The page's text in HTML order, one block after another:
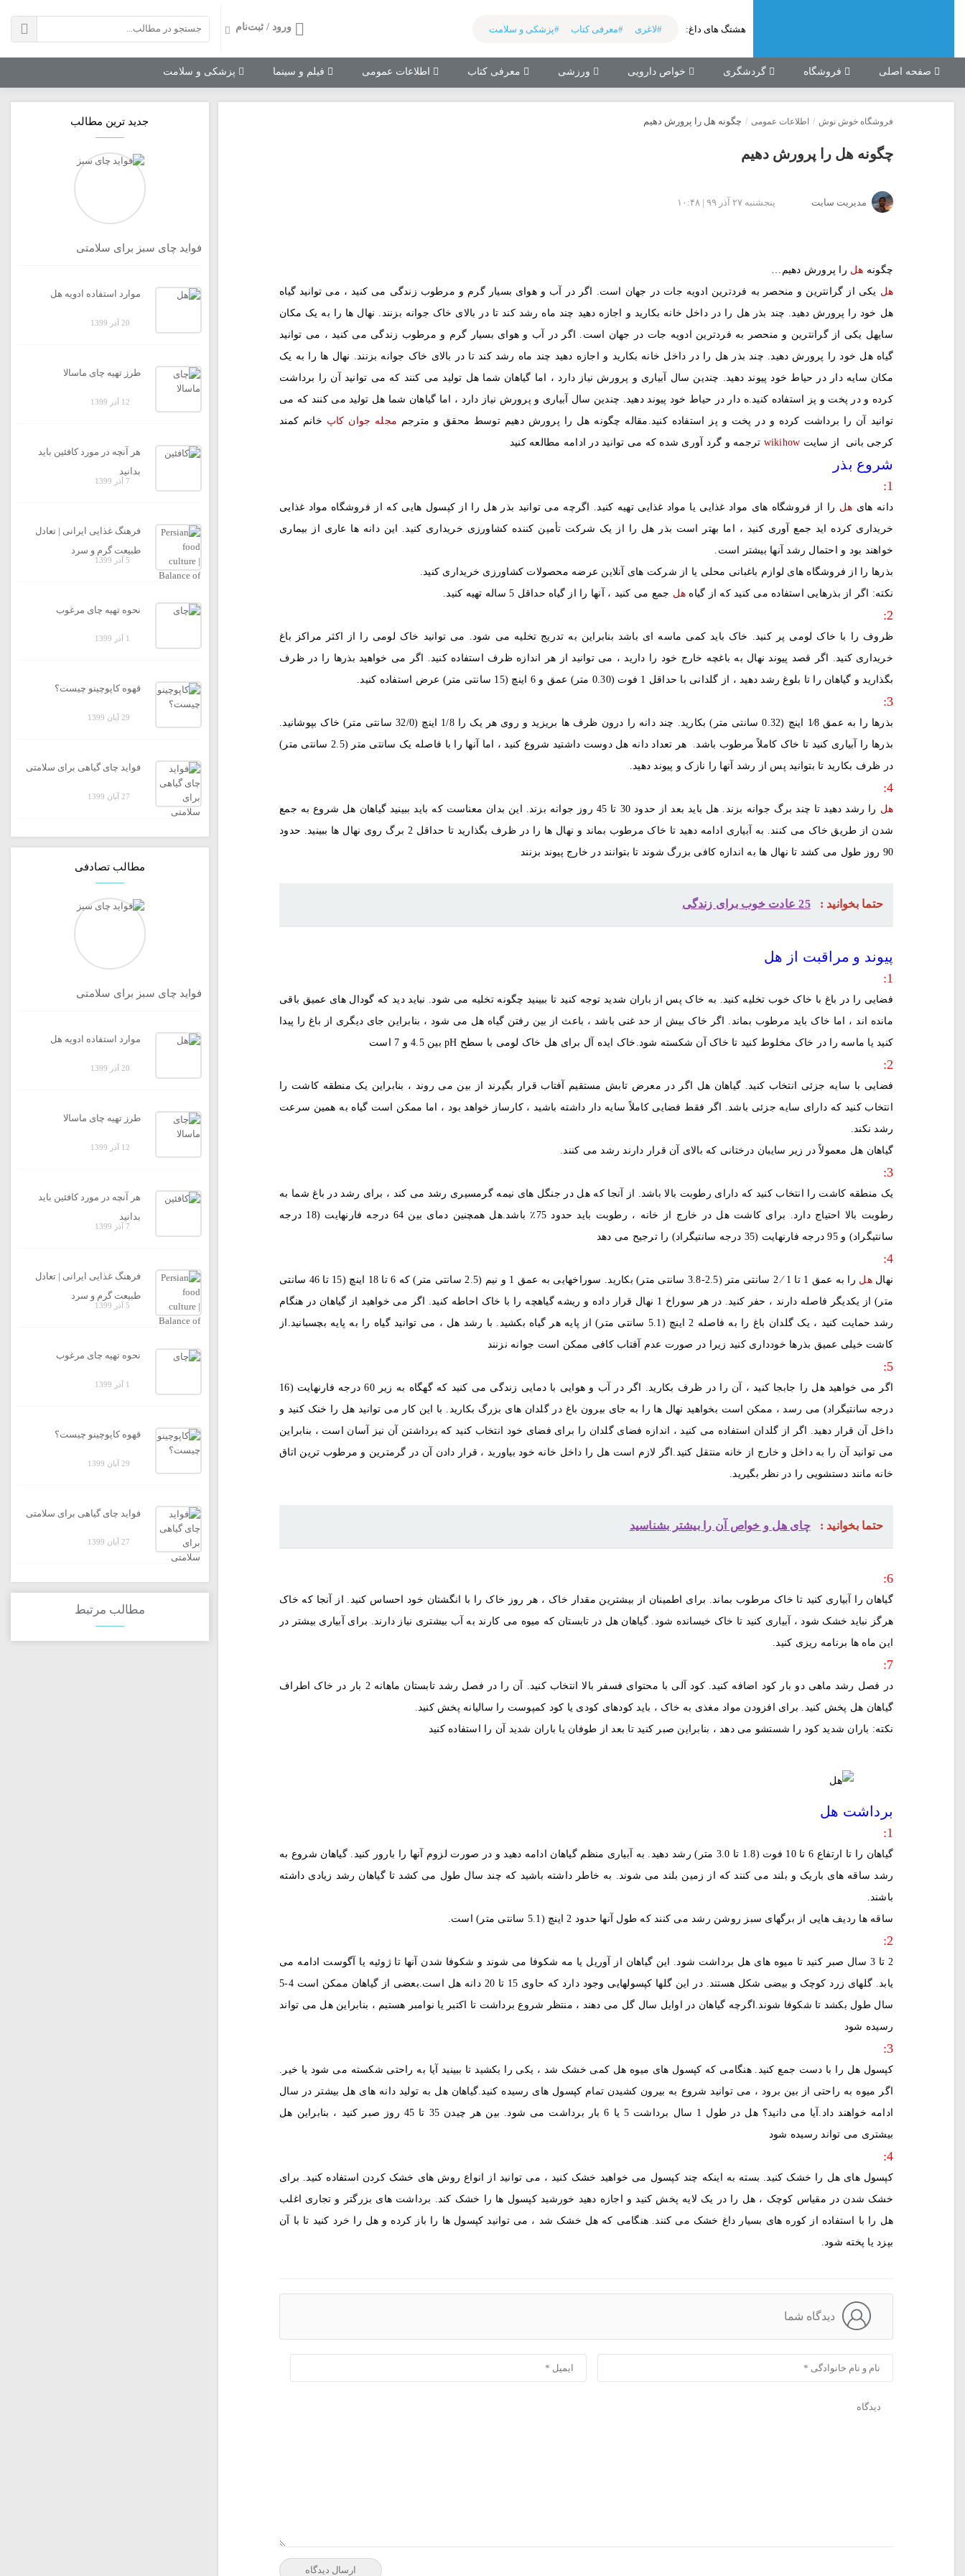
هشتگ های داغ: #لاغری #معرفی کتاب #پزشکی و سلامت ورود / ثبت‌نام
صفحه اصلی فروشگاه گردشگری خواص دارویی ورزشی معرفی کتاب اطلاعات عمومی فیلم و سینما پزشکی و سلامت
فروشگاه خوش نوش / اطلاعات عمومی / چگونه هل را پرورش دهیم
چگونه هل را پرورش دهیم
مدیریت سایت پنجشنبه ۲۷ آذر ۹۹ | ۱۰:۴۸
چگونه هل را پرورش دهیم…
هل یکی از گرانترین و منحصر به فردترین ادویه جات در جهان است. اگر در آب و هوای بسیار گرم و مرطوب زندگی می کنید ، می توانید گیاه
هل خود را پرورش دهید. چند بذر هل را در داخل خانه بکارید و اجازه دهید چند ماه رشد کند تا در بالای خاک جوانه بزنند. نهال ها را به یک مکان
سایهل یکی از گرانترین و منحصر به فردترین ادویه جات در جهان است. اگر در آب و هوای بسیار گرم و مرطوب زندگی می کنید ، می توانید
گیاه هل خود را پرورش دهید. چند بذر هل را در داخل خانه بکارید و اجازه دهید چند ماه رشد کند تا در بالای خاک جوانه بزنند. نهال ها را به یک
مکان سایه دار در حیاط خود پیوند دهید. چندین سال آبیاری و پرورش نیاز دارد ، اما گیاهان شما هل تولید می کنند که می توانید آن را برداشت
کرده و در پخت و پز استفاده کنید.ه دار در حیاط خود پیوند دهید. چندین سال آبیاری و پرورش نیاز دارد ، اما گیاهان شما هل تولید می کنند که می
توانید آن را برداشت کرده و در پخت و پز استفاده کنید.مقاله چگونه هل را پرورش دهیم توسط محقق و مترجم مجله جوان کاپ خانم کمند
کرجی بانی از سایت wikihow ترجمه و گرد آوری شده که می توانید در ادامه مطالعه کنید
شروع بذر
1:
دانه های هل را از فروشگاه های مواد غذایی یا مواد غذایی تهیه کنید. اگرچه می توانید بذر هل را از کپسول هایی که از فروشگاه مواد غذایی
خریداری کرده اید جمع آوری کنید ، اما بهتر است بذر هل را از یک شرکت تأمین کننده کشاورزی خریداری کنید. این دانه ها عاری از بیماری
خواهند بود و احتمال رشد آنها بیشتر است.
بذرها را از فروشگاه های لوازم باغبانی محلی یا از شرکت های آنلاین عرضه محصولات کشاورزی خریداری کنید.
نکته: اگر از بذرهایی استفاده می کنید که از گیاه هل جمع می کنید ، آنها را از گیاه حداقل 5 ساله تهیه کنید.
2:
ظروف را با خاک لومی پر کنید. خاک باید کمی ماسه ای باشد بنابراین به تدریج تخلیه می شود. می توانید خاک لومی را از اکثر مراکز باغ
خریداری کنید. اگر قصد پیوند نهال به باغچه خارج خود را دارید ، می توانید از هر اندازه ظرف استفاده کنید. اگر می خواهید بذرها را در ظرف
بگذارید و گیاهان را تا بلوغ رشد دهید ، از گلدانی با حداقل 1 فوت (0.30 متر) عمق و 6 اینچ (15 سانتی متر) عرض استفاده کنید.
3:
بذرها را به عمق 1⁄8 اینچ (0.32 سانتی متر) بکارید.
چند دانه را درون ظرف ها بریزید و روی هر یک را 1/8 اینچ (32/0 سانتی متر) خاک بپوشانید.
بذرها را آبیاری کنید تا خاک کاملاً مرطوب باشد.
هر تعداد دانه هل دوست داشتید شروع کنید ، اما آنها را با فاصله یک سانتی متر (2.5 سانتی متر)
در ظرف بکارید تا بتوانید پس از رشد آنها را نازک و پیوند دهید.
4:
هل
را رشد دهید تا چند برگ جوانه بزند. هل باید بعد از حدود 30 تا 45 روز جوانه بزند. این بدان معناست که باید ببینید گیاهان هل شروع به جمع
شدن از طریق خاک می کنند. به آبیاری ادامه دهید تا خاک مرطوب بماند و نهال ها را در ظرف بگذارید تا حداقل 2 برگ روی نهال ها ببینید. حدود
90 روز طول می کشد تا نهال ها به اندازه کافی بزرگ شوند تا بتوانند در خارج پیوند بزنند
حتما بخوانید : 25 عادت خوب برای زندگی
پیوند و مراقبت از هل
1:
فضایی را در باغ با خاک خوب تخلیه کنید. به خاک پس از باران شدید توجه کنید تا ببینید چگونه تخلیه می شود. نباید دید که گودال های عمیق باقی
مانده اند ، اما خاک باید مرطوب بماند. اگر خاک بیش از حد غنی باشد ، باعث از بین رفتن گیاه هل می شود ، بنابراین جای دیگری از باغ را پیدا
کنید یا ماسه را در خاک مخلوط کنید تا خاک آن شکسته شود.خاک ایده آل برای هل خاک لومی با سطح pH بین 4.5 و 7 است
2:
فضایی با سایه جزئی انتخاب کنید. گیاهان هل اگر در معرض تابش مستقیم آفتاب قرار بگیرند از بین می روند ، بنابراین یک منطقه کاشت را
انتخاب کنید که دارای سایه جزئی باشد. اگر فقط فضایی کاملاً سایه دار داشته باشید ، کارساز خواهد بود ، اما ممکن است گیاه به همین سرعت
رشد نکند.
گیاهان هل معمولاً در زیر سایبان درختانی که بالای آن قرار دارند رشد می کنند.
3:
یک منطقه کاشت را انتخاب کنید که دارای رطوبت بالا باشد. از آنجا که هل در جنگل های نیمه گرمسیری رشد می کند ، برای رشد در باغ شما به
رطوبت بالا احتیاج دارد. برای کاشت هل در خارج از خانه ، رطوبت باید حدود 75٪ باشد.هل همچنین دمای بین 64 درجه فارنهایت (18 درجه
سانتیگراد) و 95 درجه فارنهایت (35 درجه سانتیگراد) را ترجیح می دهد
4:
نهالهل
را به عمق 1 تا 1 ⁄ 2 سانتی متر (2.5-3.8 سانتی متر) بکارید. سوراخهایی به عمق 1 و نیم (2.5 سانتی متر) که 6 تا 18 اینچ (15 تا 46 سانتی
متر) از یکدیگر فاصله دارند ، حفر کنید. در هر سوراخ 1 نهال قرار داده و ریشه گیاهچه را با خاک احاطه کنید. اگر می خواهید از گیاهان در هنگام
رشد حمایت کنید ، یک گلدان باغ را به فاصله 2 اینچ (5.1 سانتی متر) از پایه هر گیاه بکشید. با رشد هل ، می توانید گیاه را به پایه بچسبانید.از
کاشت خیلی عمیق بذرها خودداری کنید زیرا در صورت عدم آفتاب کافی ممکن است جوانه نزنند
5:
اگر می خواهید هل را جابجا کنید ، آن را در ظرف بکارید. اگر در آب و هوایی با دمایی زندگی می کنید که گهگاه به زیر 60 درجه فارنهایت (16
درجه سانتیگراد) می رسد ، ممکن است بخواهید نهال ها را به جای بیرون باغ در گلدان های بزرگ بکارید. با این کار می توانید هل را خنک کنید و
داخل آن قرار دهید. اگر از گلدان استفاده می کنید ، اندازه فضای گلدان را برای فضای خود انتخاب کنید که برداشتن آن نیز آسان است ، بنابراین
می توانید آن را به داخل و خارج از خانه منتقل کنید.اگر لازم است هل را داخل خانه خود بیاورید ، قرار دادن آن در گرمترین و مرطوب ترین اتاق
خانه مانند دستشویی را در نظر بگیرید.
حتما بخوانید : چای هل و خواص آن را بیشتر بشناسید
6:
گیاهان را آبیاری کنید تا خاک مرطوب بماند. برای اطمینان از بیشترین مقدار خاک ، هر روز خاک را با انگشتان خود احساس کنید. از آنجا که خاک
هرگز نباید خشک شود ، آبیاری کنید تا خاک خیسانده شود. گیاهان هل در تابستان که میوه می کارند به آب بیشتری نیاز دارند. برای آبیاری بیشتر در
این ماه ها برنامه ریزی کنید.
7:
در فصل رشد ماهی دو بار کود اضافه کنید. کود آلی با محتوای فسفر بالا انتخاب کنید. آن را در فصل رشد تابستان ماهانه 2 بار در خاک اطراف
گیاهان هل پخش کنید. برای افزودن مواد مغذی به خاک ، باید کودهای کودی یا کود کمپوست را سالیانه پخش کنید.
نکته: باران شدید کود را شستشو می دهد ، بنابراین صبر کنید تا بعد از طوفان یا باران شدید آن را استفاده کنید
برداشت هل
1:
گیاهان را تا ارتفاع 6 تا 10 فوت (1.8 تا 3.0 متر) رشد دهید. به آبیاری منظم گیاهان ادامه دهید و در صورت لزوم آنها را بارور کنید. گیاهان شروع به
رشد ساقه های باریک و بلند می کنند که از زمین بلند می شوند. به خاطر داشته باشید که چند سال طول می کشد تا گیاهان رشد زیادی داشته
باشند.
ساقه ها ردیف هایی از برگهای سبز روشن رشد می کنند که طول آنها حدود 2 اینچ (5.1 سانتی متر) است.
2:
2 تا 3 سال صبر کنید تا میوه های هل برداشت شود. این گیاهان از آوریل یا مه شکوفا می شوند و شکوفا شدن آنها تا ژوئیه یا آگوست ادامه می
یابد. گلهای زرد کوچک و بیضی شکل هستند. در این گلها کپسولهایی وجود دارد که حاوی 15 تا 20 دانه هل است.بعضی از گیاهان ممکن است 4-5
سال طول بکشد تا شکوفا شوند.اگرچه گیاهان در اوایل سال گل می دهند ، منتظر شروع برداشت تا اکتبر یا نوامبر هستیم ، بنابراین هل می تواند
رسیده شود
3:
کپسول هل را با دست جمع کنید. هنگامی که کپسول های میوه هل کمی خشک شد ، یکی را بکشید تا ببینید آیا به راحتی شکسته می شود یا خیر.
اگر میوه به راحتی از بین برود ، می توانید شروع به بیرون کشیدن تمام کپسول های رسیده کنید.گیاهان هل به تولید دانه های هل بیشتر در سال
ادامه خواهند داد.آیا می دانید؟ هل در طول 1 سال برداشت 5 یا 6 بار برداشت می شود. بین هر چیدن 35 تا 45 روز صبر کنید ، بنابراین هل
بیشتری می تواند رسیده شود
4:
کپسول های هل را خشک کنید. بسته به اینکه چند کپسول می خواهید خشک کنید ، می توانید از انواع روش های خشک کردن استفاده کنید. برای
خشک شدن در مقیاس کوچک ، هل را در یک لایه پخش کنید و اجازه دهید خورشید کپسول ها را خشک کند. برداشت های بزرگتر و تجاری اغلب
هل را با استفاده از کوره های بسیار داغ خشک می کنند. هنگامی که هل خشک شد ، می توانید کپسول ها را باز کرده و هل را خرد کنید تا با آن
بپزد یا پخته شود.
دیدگاه شما
جدید ترین مطالب
فواید چای سبز برای سلامتی
موارد استفاده ادویه هل
20 آذر 1399
طرز تهیه چای ماسالا
12 آذر 1399
هر آنچه در مورد کافئین باید
بدانید
7 آذر 1399
فرهنگ غذایی ایرانی | تعادل
طبیعت گرم و سرد
5 آذر 1399
نحوه تهیه چای مرغوب
1 آذر 1399
قهوه کاپوچینو چیست؟
29 آبان 1399
فواید چای گیاهی برای سلامتی
27 آبان 1399
مطالب تصادفی
فواید چای سبز برای سلامتی
موارد استفاده ادویه هل
20 آذر 1399
طرز تهیه چای ماسالا
12 آذر 1399
هر آنچه در مورد کافئین باید
بدانید
7 آذر 1399
فرهنگ غذایی ایرانی | تعادل
طبیعت گرم و سرد
5 آذر 1399
نحوه تهیه چای مرغوب
1 آذر 1399
قهوه کاپوچینو چیست؟
29 آبان 1399
فواید چای گیاهی برای سلامتی
27 آبان 1399
مطالب مرتبط